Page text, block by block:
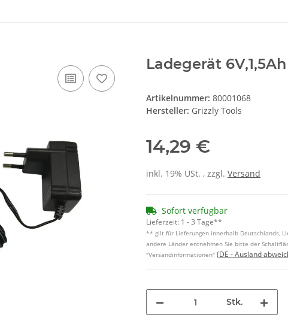
Ladegerät
Artikelnummer: 80001068
Hersteller: Grizzly Tools
14,29 €
inkl. 19% USt. , zzgl. Versand
Sofort verfügbar
Lieferzeit: 1 - 3 Tage**
** gilt für Lieferungen innerhalb Deutschlands,
andere Länder entnehmen Sie bitte der
"Versandinformationen" (DE - Ausland
Stk.